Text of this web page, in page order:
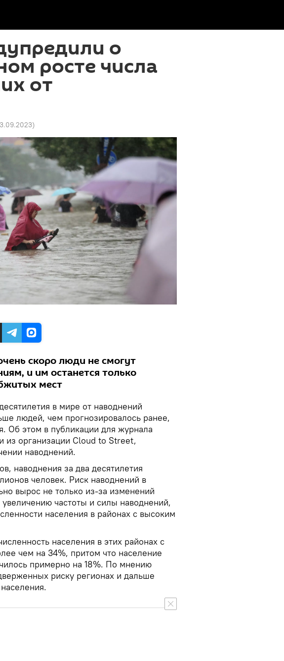
о
росте числа
от
)
скоро люди не смогут
и им останется только
мест
в мире от наводнений
людей, чем прогнозировалось ранее,
Об этом в публикации для журнала
из организации Cloud to Street,
наводнений.
наводнения за два десятилетия
человек. Риск наводнений в
вырос не только из-за изменений
частоты и силы наводнений,
населения в районах с высоким
населения в этих районах с
чем на 34%, притом что население
примерно на 18%. По мнению
риску регионах и дальше